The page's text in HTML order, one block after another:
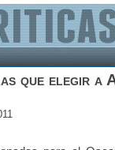
que elegir a